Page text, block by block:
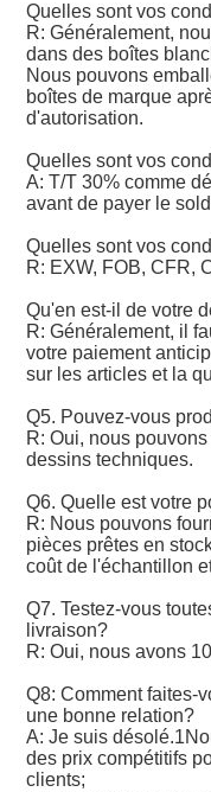
Quelles sont vos
R: Généralement,
dans des boîtes
Nous pouvons
boîtes de marque
d'autorisation.
Quelles sont vos
A: T/T 30% comme
avant de payer le
Quelles sont vos
R: EXW, FOB, CFR,
Qu'en est-il de votre
R: Généralement, il
votre paiement
sur les articles et la
Q5. Pouvez-vous
R: Oui, nous
dessins techniques.
Q6. Quelle est votre
R: Nous pouvons
pièces prêtes en
coût de l'échantillon
Q7. Testez-vous
livraison?
R: Oui, nous avons
Q8: Comment faites-
une bonne relation?
A: Je suis
des prix compétitifs
clients;